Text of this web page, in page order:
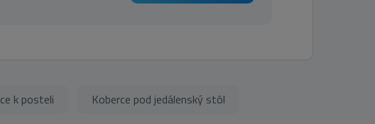
k posteli Koberce pod jedálenský stôl